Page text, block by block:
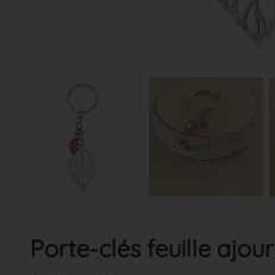
Porte-clés feuille